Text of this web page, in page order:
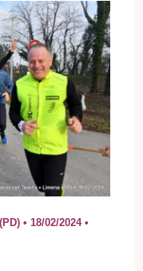
• 18/02/2024 •